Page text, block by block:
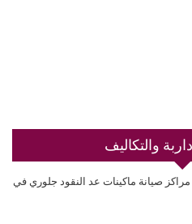
والتكاليف
صيانة ماكينات عد النقود جلوري في